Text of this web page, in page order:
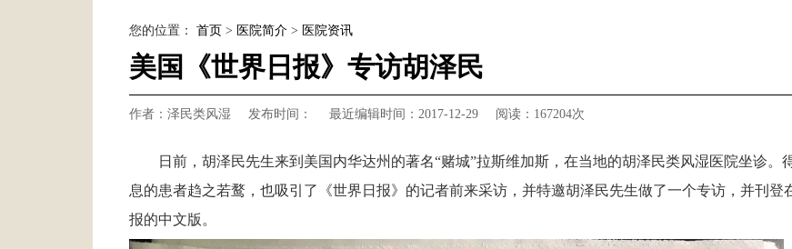
您的位置： 首页 > 医院简介 > 医院资讯
美国《世界日报》专访胡泽民
作者：泽民类风湿 发布时间： 最近编辑时间：2017-12-29 阅读： 167204次
日前，胡泽民先生来到美国内华达州的著名“赌城”拉斯维加斯，在当地的胡泽民类风湿医院坐诊。
息的患者趋之若鹜，也吸引了《世界日报》的记者前来采访，并特邀胡泽民先生做了一个专访，并刊登
报的中文版。